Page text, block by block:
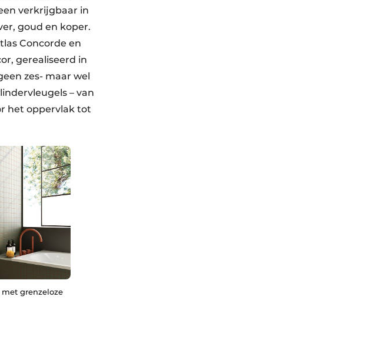
verkrijgbaar in
goud en koper.
Concorde en
gerealiseerd in
zes- maar wel
– van
het oppervlak tot
met grenzeloze